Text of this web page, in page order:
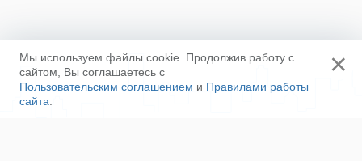
Мы используем файлы cookie. Продолжив работу с
сайтом, Вы соглашаетесь с
Пользовательским соглашением и Правилами работы
сайта
×